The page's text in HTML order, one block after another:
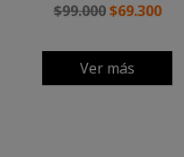
$99.000 $69.300
Ver más